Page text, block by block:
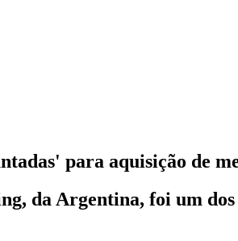
para aquisição de
da Argentina, foi um